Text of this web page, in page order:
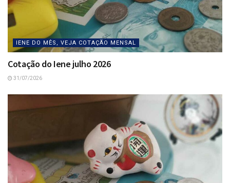
IENE DO MÊS, VEJA COTAÇÃO MENSAL
Cotação do Iene julho 2026
31/07/2026